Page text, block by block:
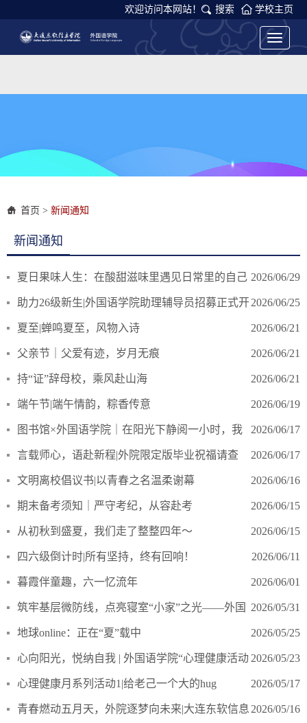
欢迎访问本网站！ 搜索 学校主页
Toggle
首页 > 新闻通知
新闻通知
2026/06/29
夏日果味人生：在酸甜滋味里遇见日常里的自己
2026/06/25
助力26级新生|外国语学院助理辅导员招募正式开
始啦～
2026/06/21
夏至|蝉鸣夏至，风物入诗
2026/06/21
父亲节｜父爱有迹，岁月无痕
2026/06/21
​持“证”辞母校，乘风赴山海
2026/06/19
端午节|端午情韵，粽香传意
2026/06/17
图书馆×外国语学院｜在阳光下静阅一小时，我
们把书读进了夏天里
2026/06/17
​言载师心，语赴新程|外院限定版毕业祝福请查
收！
2026/06/16
文明离校倡议书|以青春之名温柔谢幕
2026/06/15
期末备考须知｜严守考纪，从容赴考
2026/06/15
从初秋到盛夏，我们走了整整四年～
2026/06/11
四六级倒计时|所有坚持，终有回响！
2026/06/01
暮霞伴童趣，六一忆流年
2026/05/31
筑牢基层微防线，点亮寝室“小家”之光——外国
语学院开展寝室长专项培训活动圆满成功
2026/05/25
地球online：正在“夏”载中
2026/05/23
心向阳光，悦纳自我 | 外国语学院“心理健康活动
月”趣味市集圆满落幕
2026/05/17
心理健康月系列活动1|给老己一个大的hug
2026/05/16
青春燃动五月天，外院逐梦向未来|大连东软信息